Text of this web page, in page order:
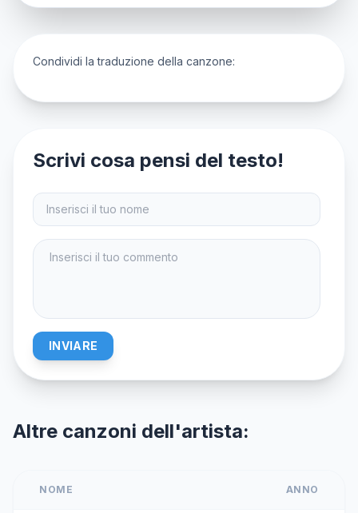
Condividi la traduzione della canzone:
Scrivi cosa pensi del testo!
INVIARE
Altre canzoni dell'artista:
NOME ANNO